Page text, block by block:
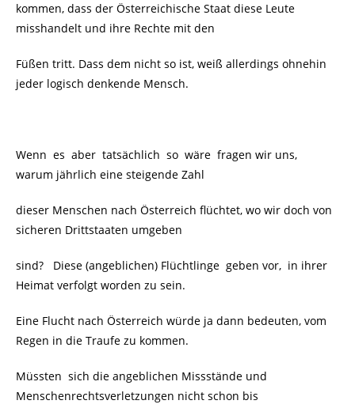
kommen, dass der Österreichische Staat diese Leute
misshandelt und ihre Rechte mit den
Füßen tritt. Dass dem nicht so ist, weiß allerdings ohnehin
jeder logisch denkende Mensch.
Wenn es aber tatsächlich so wäre fragen wir uns,
warum jährlich eine steigende Zahl
dieser Menschen nach Österreich flüchtet, wo wir doch von
sicheren Drittstaaten umgeben
sind? Diese (angeblichen) Flüchtlinge geben vor, in ihrer
Heimat verfolgt worden zu sein.
Eine Flucht nach Österreich würde ja dann bedeuten, vom
Regen in die Traufe zu kommen.
Müssten sich die angeblichen Missstände und
Menschenrechtsverletzungen nicht schon bis